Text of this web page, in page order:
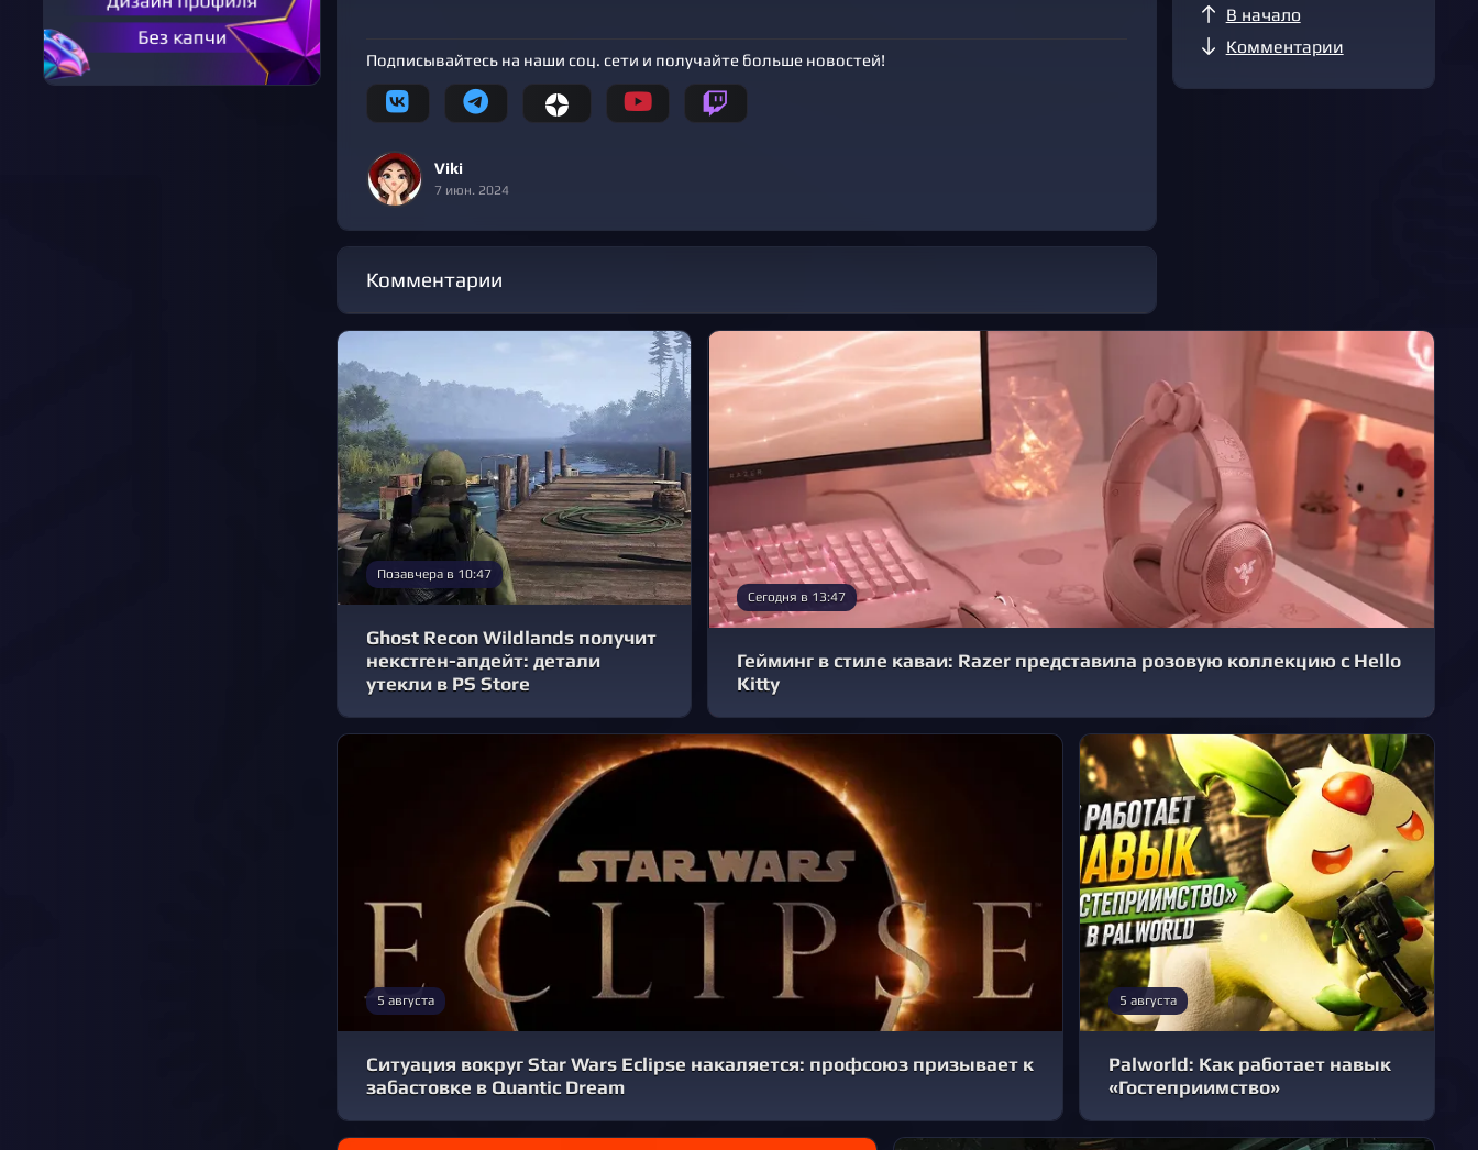
Подписывайтесь на наши соц. сети и получайте больше новостей!
Viki
7 июн. 2024
Комментарии
В начало
Комментарии
Позавчера в 10:47
Ghost Recon Wildlands получит
некстген-апдейт: детали
утекли в PS Store
Сегодня в 13:47
Гейминг в стиле каваи: Razer представила розовую коллекцию с Hello
Kitty
5 августа
Ситуация вокруг Star Wars Eclipse накаляется: профсоюз призывает к
забастовке в Quantic Dream
5 августа
Palworld: Как работает навык
«Гостеприимство»